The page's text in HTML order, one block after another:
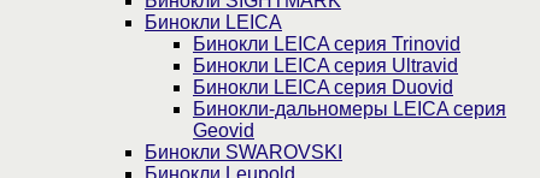
Бинокли LEICA
Бинокли LEICA серия Trinovid
Бинокли LEICA серия Ultravid
Бинокли LEICA серия Duovid
Бинокли-дальномеры LEICA серия
Geovid
Бинокли SWAROVSKI